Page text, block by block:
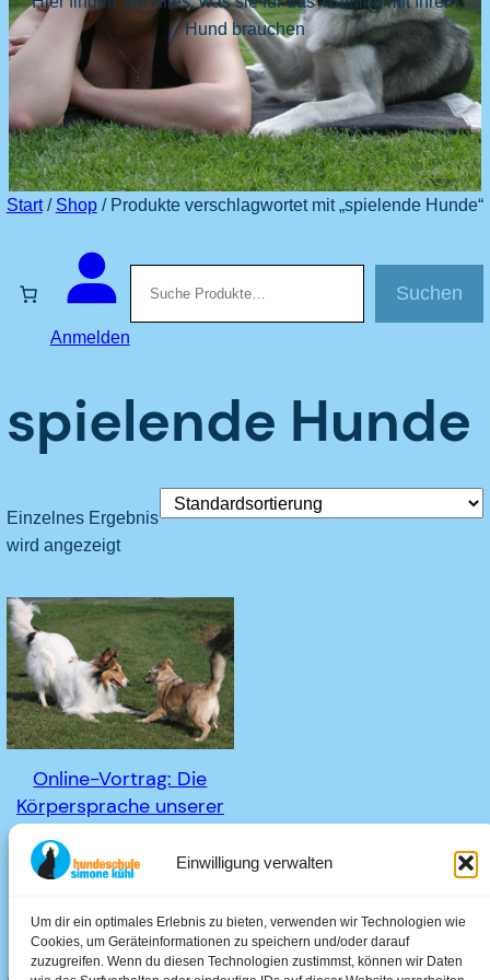
Einwilligung verwalten
Um dir ein optimales Erlebnis zu bieten, verwenden wir Technologien wie
Cookies, um Geräteinformationen zu speichern und/oder darauf
zuzugreifen. Wenn du diesen Technologien zustimmst, können wir Daten
Hund brauchen
Start/ Shop/ Produkte verschlagwortet mit „spielende Hunde“
Anmelden
Suchen
spielende Hunde
Einzelnes Ergebnis
wird angezeigt
Online-Vortrag: Die
Körpersprache unserer
Hunde – Soziales Spiel
25,00
In den Warenkorb